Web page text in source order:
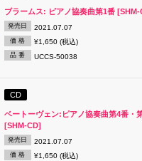
ブラームス: ピアノ協奏曲第1番 [SHM-
発売日 2021.07.07
価 格 ¥1,650 (税込)
品 番 UCCS-50038
CD
ベートーヴェン:ピアノ協奏曲第4番・
[SHM-CD]
発売日 2021.07.07
価 格 ¥1,650 (税込)